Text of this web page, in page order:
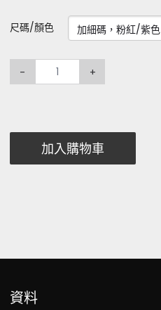
尺碼/顏色
- +
加入購物車
資料